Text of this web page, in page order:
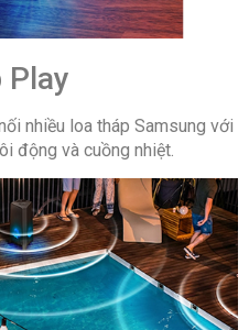
Play
nhiều loa tháp Samsung với
động và cuồng nhiệt.